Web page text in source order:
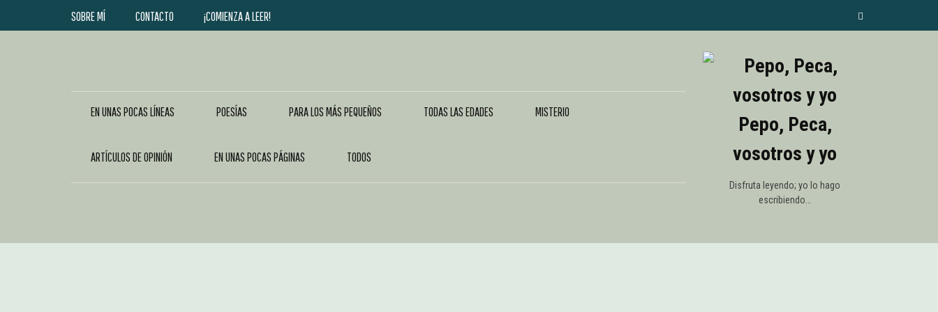
SOBRE MÍ CONTACTO ¡COMIENZA A LEER!
EN UNAS POCAS LÍNEAS POESÍAS PARA LOS MÁS PEQUEÑOS TODAS LAS EDADES MISTERIO
ARTÍCULOS DE OPINIÓN EN UNAS POCAS PÁGINAS TODOS
Pepo, Peca,
vosotros y yo
Disfruta leyendo; yo lo hago
escribiendo…